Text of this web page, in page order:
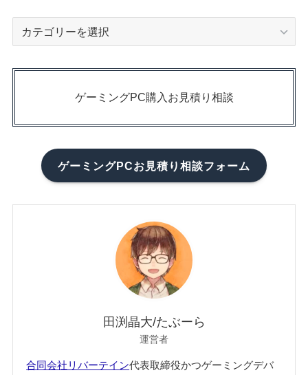
ゲーミングPC購入お見積り相談
ゲーミングPCお見積り相談フォーム
田渕晶大/たぶーら
運営者
合同会社リバーテイン代表取締役かつゲーミングデバ